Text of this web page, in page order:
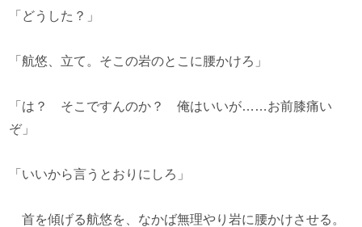
「どうした？」
「航悠、立て。そこの岩のとこに腰かけろ」
「は？ そこですんのか？ 俺はいいが……お前膝痛い
ぞ」
「いいから言うとおりにしろ」
首を傾げる航悠を、なかば無理やり岩に腰かけさせる。